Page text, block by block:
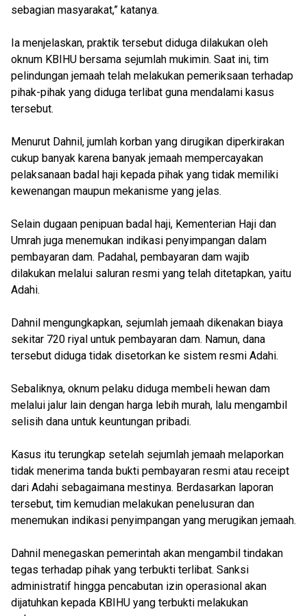
sebagian masyarakat,” katanya.
Ia menjelaskan, praktik tersebut diduga dilakukan oleh
oknum KBIHU bersama sejumlah mukimin. Saat ini, tim
pelindungan jemaah telah melakukan pemeriksaan terhadap
pihak-pihak yang diduga terlibat guna mendalami kasus
tersebut.
Menurut Dahnil, jumlah korban yang dirugikan diperkirakan
cukup banyak karena banyak jemaah mempercayakan
pelaksanaan badal haji kepada pihak yang tidak memiliki
kewenangan maupun mekanisme yang jelas.
Selain dugaan penipuan badal haji, Kementerian Haji dan
Umrah juga menemukan indikasi penyimpangan dalam
pembayaran dam. Padahal, pembayaran dam wajib
dilakukan melalui saluran resmi yang telah ditetapkan, yaitu
Adahi.
Dahnil mengungkapkan, sejumlah jemaah dikenakan biaya
sekitar 720 riyal untuk pembayaran dam. Namun, dana
tersebut diduga tidak disetorkan ke sistem resmi Adahi.
Sebaliknya, oknum pelaku diduga membeli hewan dam
melalui jalur lain dengan harga lebih murah, lalu mengambil
selisih dana untuk keuntungan pribadi.
Kasus itu terungkap setelah sejumlah jemaah melaporkan
tidak menerima tanda bukti pembayaran resmi atau receipt
dari Adahi sebagaimana mestinya. Berdasarkan laporan
tersebut, tim kemudian melakukan penelusuran dan
menemukan indikasi penyimpangan yang merugikan jemaah.
Dahnil menegaskan pemerintah akan mengambil tindakan
tegas terhadap pihak yang terbukti terlibat. Sanksi
administratif hingga pencabutan izin operasional akan
dijatuhkan kepada KBIHU yang terbukti melakukan